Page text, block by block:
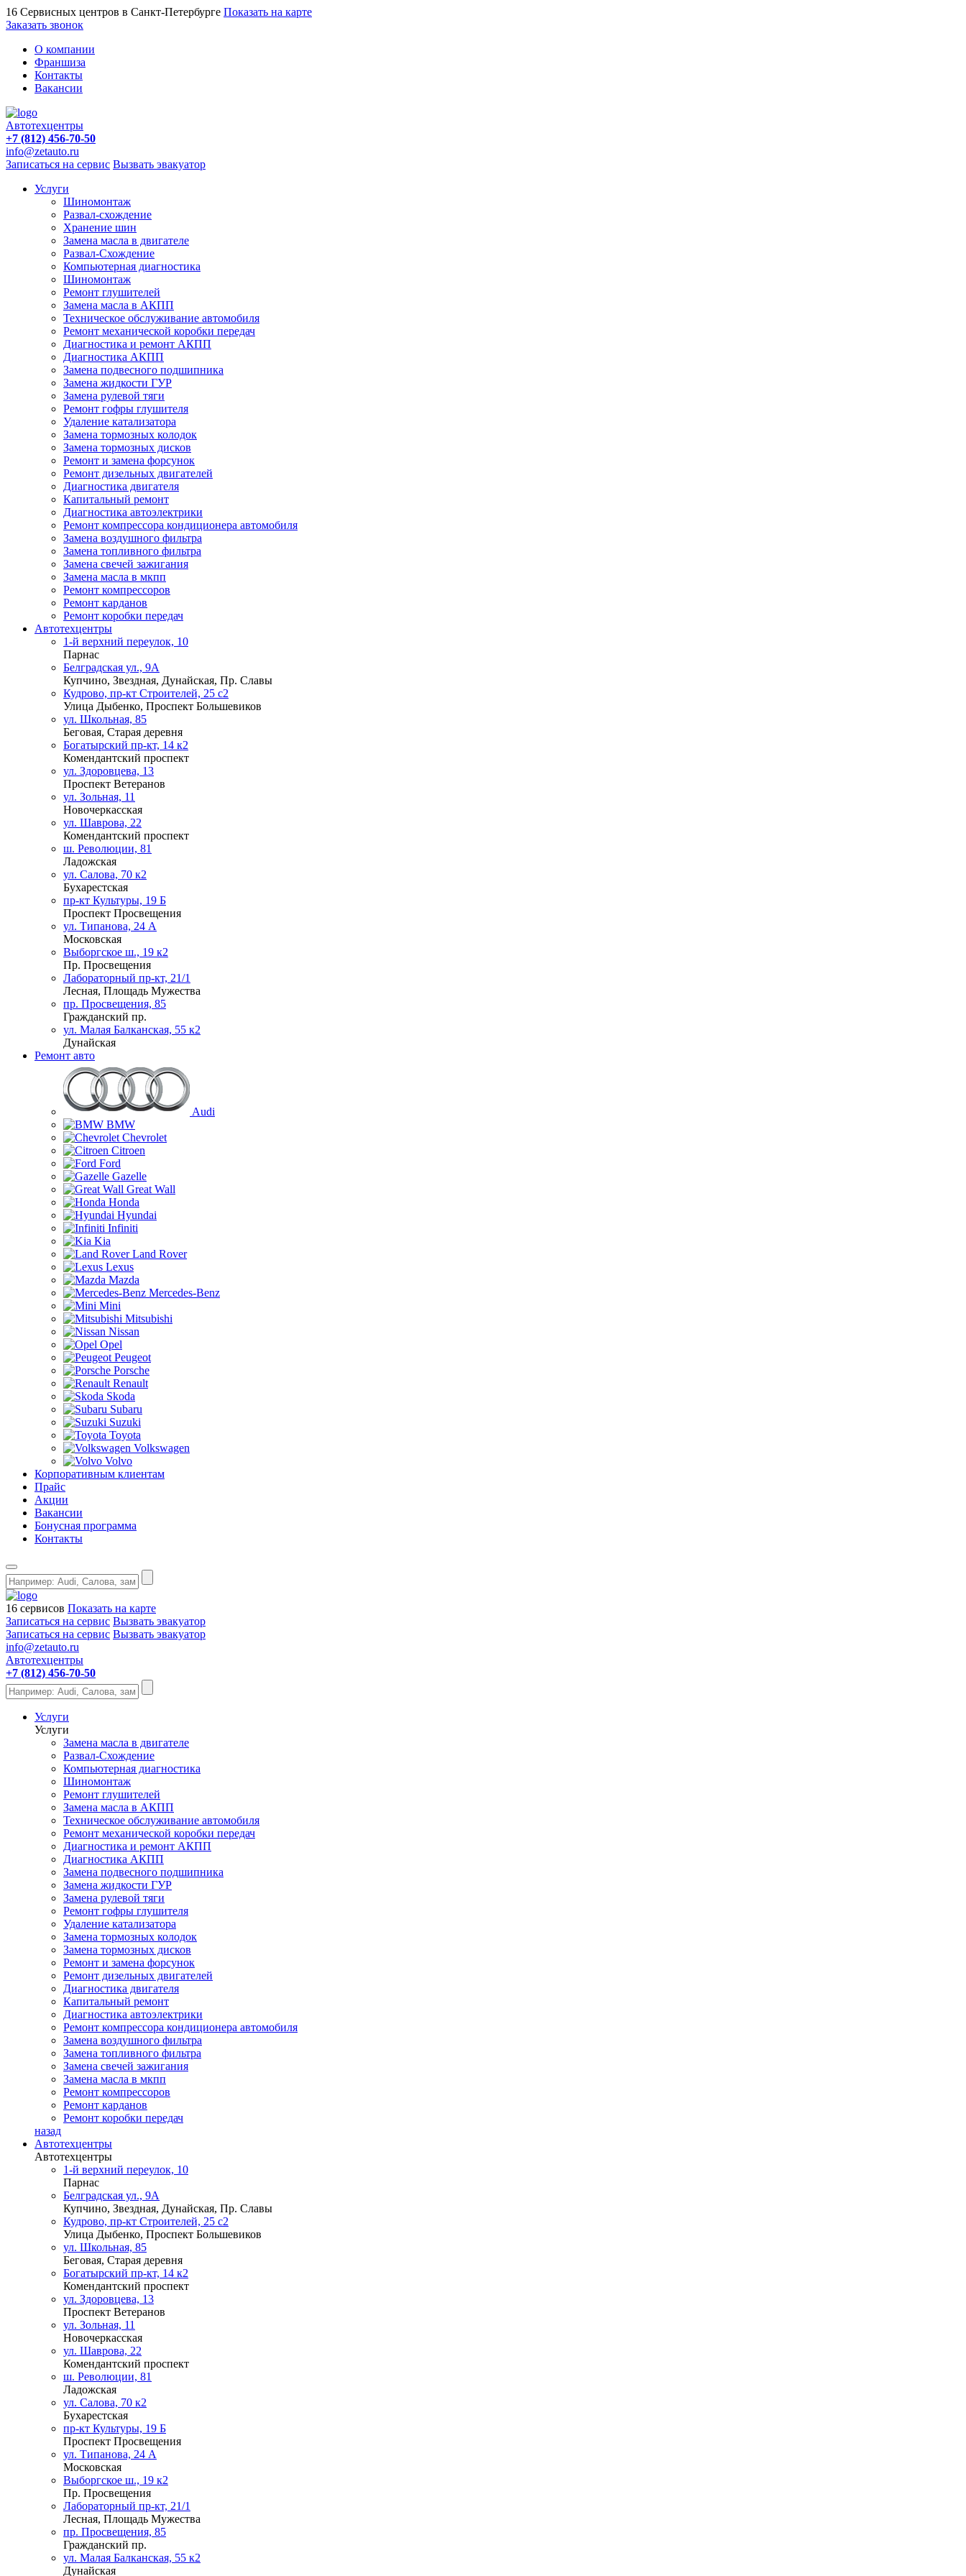
16 Сервисных центров в Санкт-Петербурге Показать на карте
Заказать звонок
О компании
Франшиза
Контакты
Вакансии
Автотехцентры
+7 (812) 456-70-50
info@zetauto.ru
Записаться на сервис Вызвать эвакуатор
Услуги
Шиномонтаж
Развал-схождение
Хранение шин
Замена масла в двигателе
Развал-Схождение
Компьютерная диагностика
Шиномонтаж
Ремонт глушителей
Замена масла в АКПП
Техническое обслуживание автомобиля
Ремонт механической коробки передач
Диагностика и ремонт АКПП
Диагностика АКПП
Замена подвесного подшипника
Замена жидкости ГУР
Замена рулевой тяги
Ремонт гофры глушителя
Удаление катализатора
Замена тормозных колодок
Замена тормозных дисков
Ремонт и замена форсунок
Ремонт дизельных двигателей
Диагностика двигателя
Капитальный ремонт
Диагностика автоэлектрики
Ремонт компрессора кондиционера автомобиля
Замена воздушного фильтра
Замена топливного фильтра
Замена свечей зажигания
Замена масла в мкпп
Ремонт компрессоров
Ремонт карданов
Ремонт коробки передач
Автотехцентры
1-й верхний переулок, 10
Парнас
Белградская ул., 9А
Купчино, Звездная, Дунайская, Пр. Славы
Кудрово, пр-кт Строителей, 25 с2
Улица Дыбенко, Проспект Большевиков
ул. Школьная, 85
Беговая, Старая деревня
Богатырский пр-кт, 14 к2
Комендантский проспект
ул. Здоровцева, 13
Проспект Ветеранов
ул. Зольная, 11
Новочеркасская
ул. Шаврова, 22
Комендантский проспект
ш. Революции, 81
Ладожская
ул. Салова, 70 к2
Бухарестская
пр-кт Культуры, 19 Б
Проспект Просвещения
ул. Типанова, 24 А
Московская
Выборгское ш., 19 к2
Пр. Просвещения
Лабораторный пр-кт, 21/1
Лесная, Площадь Мужества
пр. Просвещения, 85
Гражданский пр.
ул. Малая Балканская, 55 к2
Дунайская
Ремонт авто
Audi
BMW
Chevrolet
Citroen
Ford
Gazelle
Great Wall
Honda
Hyundai
Infiniti
Kia
Land Rover
Lexus
Mazda
Mercedes-Benz
Mini
Mitsubishi
Nissan
Opel
Peugeot
Porsche
Renault
Skoda
Subaru
Suzuki
Toyota
Volkswagen
Volvo
Корпоративным клиентам
Прайс
Акции
Вакансии
Бонусная программа
Контакты
16 сервисов Показать на карте
Записаться на сервис Вызвать эвакуатор
Записаться на сервис Вызвать эвакуатор
info@zetauto.ru
Автотехцентры
+7 (812) 456-70-50
Услуги
Услуги
Замена масла в двигателе
Развал-Схождение
Компьютерная диагностика
Шиномонтаж
Ремонт глушителей
Замена масла в АКПП
Техническое обслуживание автомобиля
Ремонт механической коробки передач
Диагностика и ремонт АКПП
Диагностика АКПП
Замена подвесного подшипника
Замена жидкости ГУР
Замена рулевой тяги
Ремонт гофры глушителя
Удаление катализатора
Замена тормозных колодок
Замена тормозных дисков
Ремонт и замена форсунок
Ремонт дизельных двигателей
Диагностика двигателя
Капитальный ремонт
Диагностика автоэлектрики
Ремонт компрессора кондиционера автомобиля
Замена воздушного фильтра
Замена топливного фильтра
Замена свечей зажигания
Замена масла в мкпп
Ремонт компрессоров
Ремонт карданов
Ремонт коробки передач
назад
Автотехцентры
Автотехцентры
1-й верхний переулок, 10
Парнас
Белградская ул., 9А
Купчино, Звездная, Дунайская, Пр. Славы
Кудрово, пр-кт Строителей, 25 с2
Улица Дыбенко, Проспект Большевиков
ул. Школьная, 85
Беговая, Старая деревня
Богатырский пр-кт, 14 к2
Комендантский проспект
ул. Здоровцева, 13
Проспект Ветеранов
ул. Зольная, 11
Новочеркасская
ул. Шаврова, 22
Комендантский проспект
ш. Революции, 81
Ладожская
ул. Салова, 70 к2
Бухарестская
пр-кт Культуры, 19 Б
Проспект Просвещения
ул. Типанова, 24 А
Московская
Выборгское ш., 19 к2
Пр. Просвещения
Лабораторный пр-кт, 21/1
Лесная, Площадь Мужества
пр. Просвещения, 85
Гражданский пр.
ул. Малая Балканская, 55 к2
Дунайская